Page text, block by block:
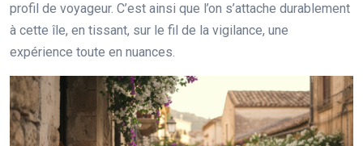
profil de voyageur. C’est ainsi que l’on s’attache durablement
à cette île, en tissant, sur le fil de la vigilance, une
expérience toute en nuances.